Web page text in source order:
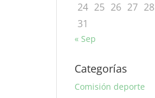
24 25 26 27 28
31
« Sep
Categorías
Comisión deporte